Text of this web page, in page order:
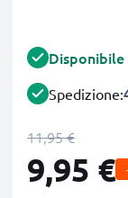
Disponibile
Spedizione:
11,95 €
9,95 €